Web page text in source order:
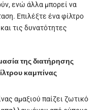
ενώ άλλα μπορεί να
Επιλέξτε ένα φίλτρο
τις δυνατότητες
της διατήρησης
καμπίνας
αμαξιού παίζει ζωτικό